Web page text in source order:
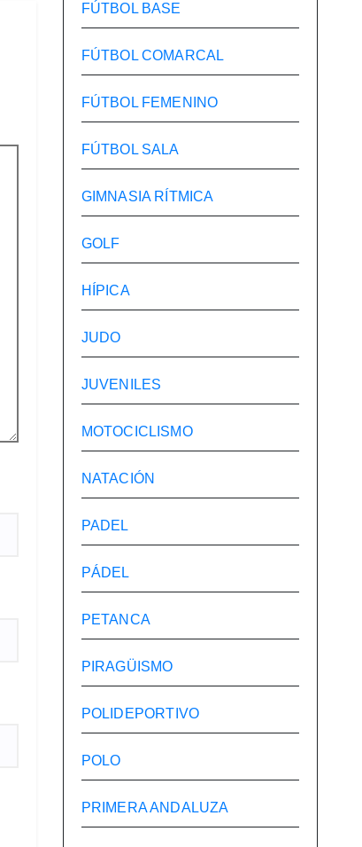
FÚTBOL BASE
FÚTBOL COMARCAL
FÚTBOL FEMENINO
FÚTBOL SALA
GIMNASIA RÍTMICA
GOLF
HÍPICA
JUDO
JUVENILES
MOTOCICLISMO
NATACIÓN
PADEL
PÁDEL
PETANCA
PIRAGÜISMO
POLIDEPORTIVO
POLO
PRIMERA ANDALUZA